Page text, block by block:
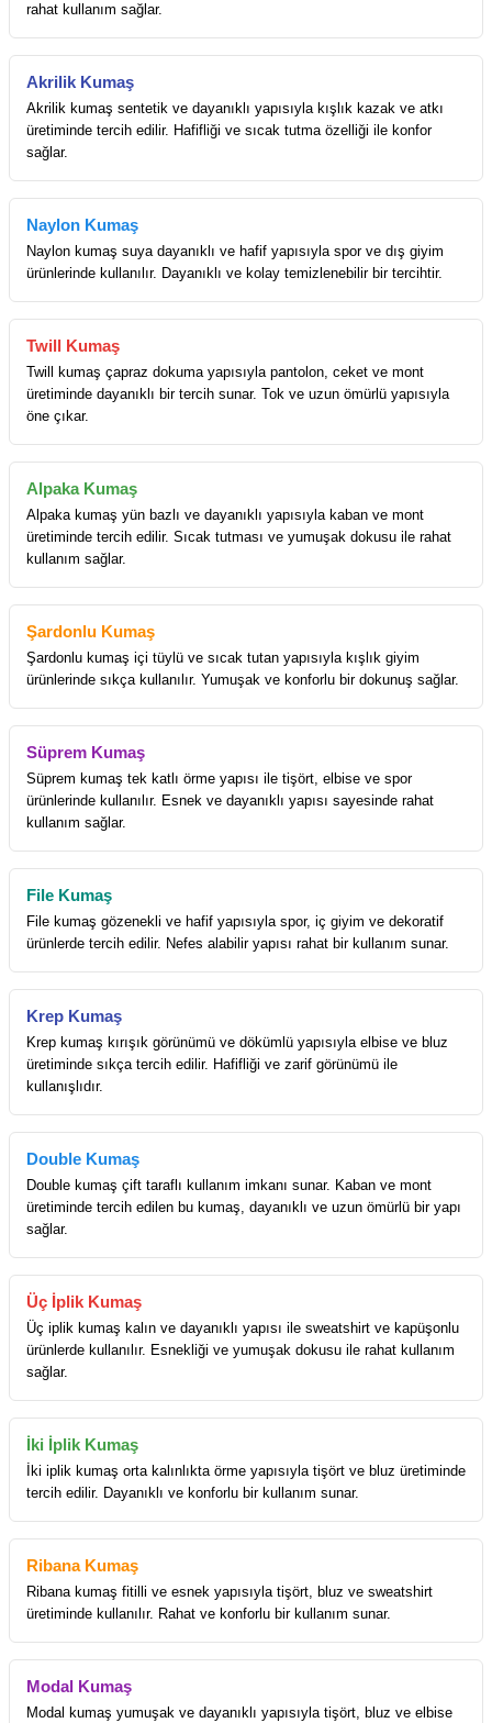
rahat kullanım sağlar.
Akrilik Kumaş
Akrilik kumaş sentetik ve dayanıklı yapısıyla kışlık kazak ve atkı
üretiminde tercih edilir. Hafifliği ve sıcak tutma özelliği ile konfor
sağlar.
Naylon Kumaş
Naylon kumaş suya dayanıklı ve hafif yapısıyla spor ve dış giyim
ürünlerinde kullanılır. Dayanıklı ve kolay temizlenebilir bir tercihtir.
Twill Kumaş
Twill kumaş çapraz dokuma yapısıyla pantolon, ceket ve mont
üretiminde dayanıklı bir tercih sunar. Tok ve uzun ömürlü yapısıyla
öne çıkar.
Alpaka Kumaş
Alpaka kumaş yün bazlı ve dayanıklı yapısıyla kaban ve mont
üretiminde tercih edilir. Sıcak tutması ve yumuşak dokusu ile rahat
kullanım sağlar.
Şardonlu Kumaş
Şardonlu kumaş içi tüylü ve sıcak tutan yapısıyla kışlık giyim
ürünlerinde sıkça kullanılır. Yumuşak ve konforlu bir dokunuş sağlar.
Süprem Kumaş
Süprem kumaş tek katlı örme yapısı ile tişört, elbise ve spor
ürünlerinde kullanılır. Esnek ve dayanıklı yapısı sayesinde rahat
kullanım sağlar.
File Kumaş
File kumaş gözenekli ve hafif yapısıyla spor, iç giyim ve dekoratif
ürünlerde tercih edilir. Nefes alabilir yapısı rahat bir kullanım sunar.
Krep Kumaş
Krep kumaş kırışık görünümü ve dökümlü yapısıyla elbise ve bluz
üretiminde sıkça tercih edilir. Hafifliği ve zarif görünümü ile
kullanışlıdır.
Double Kumaş
Double kumaş çift taraflı kullanım imkanı sunar. Kaban ve mont
üretiminde tercih edilen bu kumaş, dayanıklı ve uzun ömürlü bir yapı
sağlar.
Üç İplik Kumaş
Üç iplik kumaş kalın ve dayanıklı yapısı ile sweatshirt ve kapüşonlu
ürünlerde kullanılır. Esnekliği ve yumuşak dokusu ile rahat kullanım
sağlar.
İki İplik Kumaş
İki iplik kumaş orta kalınlıkta örme yapısıyla tişört ve bluz üretiminde
tercih edilir. Dayanıklı ve konforlu bir kullanım sunar.
Ribana Kumaş
Ribana kumaş fitilli ve esnek yapısıyla tişört, bluz ve sweatshirt
üretiminde kullanılır. Rahat ve konforlu bir kullanım sunar.
Modal Kumaş
Modal kumaş yumuşak ve dayanıklı yapısıyla tişört, bluz ve elbise